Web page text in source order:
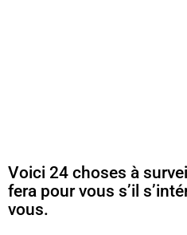
Voici 24 choses à
fera pour vous s’il
vous.